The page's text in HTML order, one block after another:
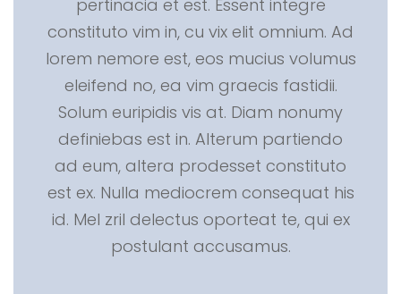
pertinacia et est. Essent integre
constituto vim in, cu vix elit omnium. Ad
lorem nemore est, eos mucius volumus
eleifend no, ea vim graecis fastidii.
Solum euripidis vis at. Diam nonumy
definiebas est in. Alterum partiendo
ad eum, altera prodesset constituto
est ex. Nulla mediocrem consequat his
id. Mel zril delectus oporteat te, qui ex
postulant accusamus.